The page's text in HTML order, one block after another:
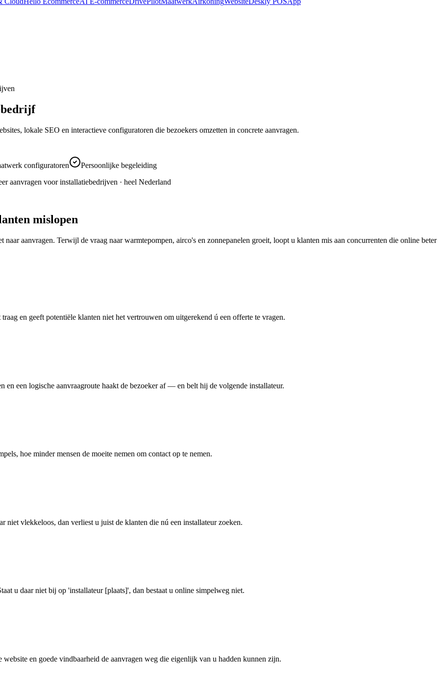
lokale SEO en interactieve configuratoren die bezoekers omzetten in concrete aanvragen.
configuratoren
Persoonlijke begeleiding
aanvragen voor installatiebedrijven · heel Nederland
mislopen
aanvragen. Terwijl de vraag naar warmtepompen, airco's en zonnepanelen groeit, loopt u klanten mis aan concurrenten die online beter
en geeft potentiële klanten niet het vertrouwen om uitgerekend ú een offerte te vragen.
een logische aanvraagroute haakt de bezoeker af — en belt hij de volgende installateur.
hoe minder mensen de moeite nemen om contact op te nemen.
vlekkeloos, dan verliest u juist de klanten die nú een installateur zoeken.
u daar niet bij op 'installateur [plaats]', dan bestaat u online simpelweg niet.
en goede vindbaarheid de aanvragen weg die eigenlijk van u hadden kunnen zijn.